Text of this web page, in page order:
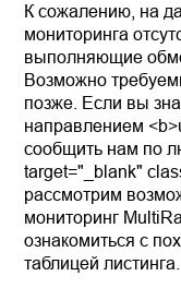
К сожалению, на
мониторинга
выполняющие
Возможно
позже. Если вы
направлением
сообщить нам по
target="_blank"
рассмотрим
мониторинг
ознакомиться с
таблицей листинга.